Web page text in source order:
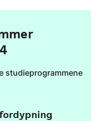
studieprogrammene